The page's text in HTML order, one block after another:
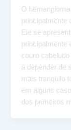
O
principalmente
Ele se
principalmente
couro
a depender de
mais tranquilo
em alguns
dos primeiros